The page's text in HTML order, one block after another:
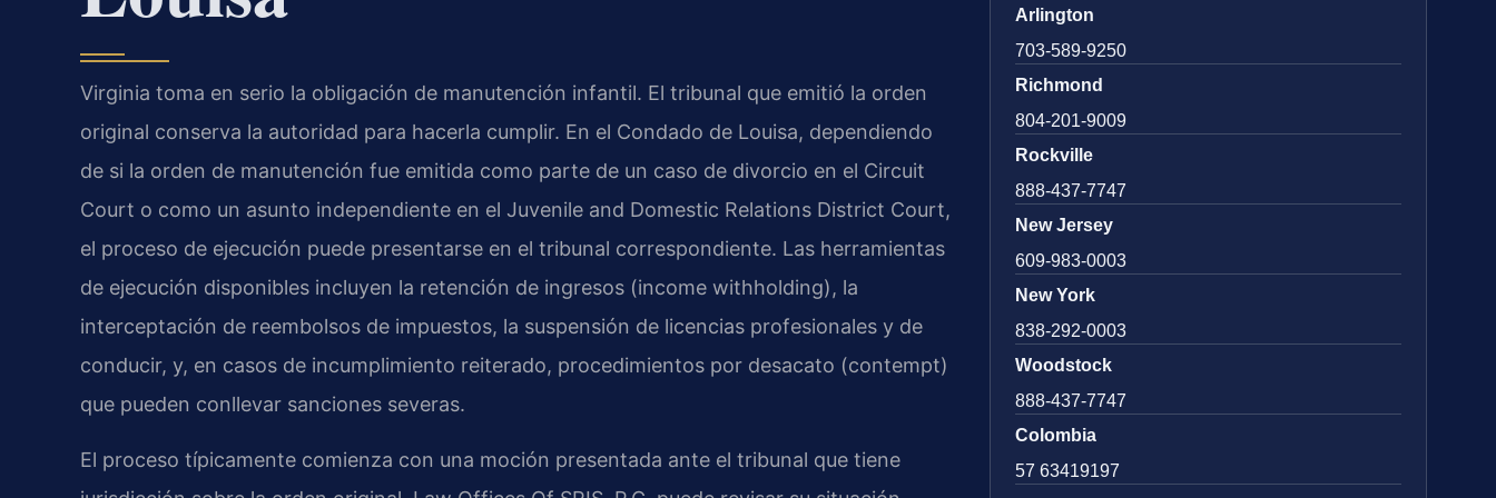
Virginia toma en serio la obligación de manutención infantil. El tribunal que emitió la orden
original conserva la autoridad para hacerla cumplir. En el Condado de Louisa, dependiendo
de si la orden de manutención fue emitida como parte de un caso de divorcio en el Circuit
Court o como un asunto independiente en el Juvenile and Domestic Relations District Court,
el proceso de ejecución puede presentarse en el tribunal correspondiente. Las herramientas
de ejecución disponibles incluyen la retención de ingresos (income withholding), la
interceptación de reembolsos de impuestos, la suspensión de licencias profesionales y de
conducir, y, en casos de incumplimiento reiterado, procedimientos por desacato (contempt)
que pueden conllevar sanciones severas.
El proceso típicamente comienza con una moción presentada ante el tribunal que tiene
Arlington
703-589-9250
Richmond
804-201-9009
Rockville
888-437-7747
New Jersey
609-983-0003
New York
838-292-0003
Woodstock
888-437-7747
Colombia
57 63419197